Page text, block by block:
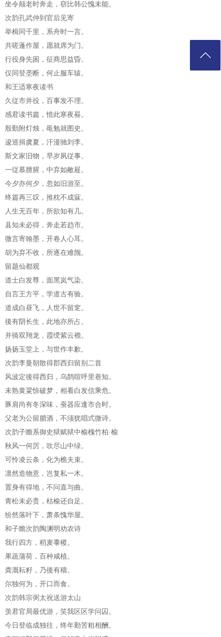
坐令颠老时奔走，窃比韩公愧未能。
次韵孔武仲到官后见寄
举楫同千里，系舟时一言。
共嗟蓬作屋，愿就席为门。
行役身先困，征商思益昏。
仅同登垄断，何止服车辕。
和王适寒夜读书
久従市井役，百事发不理。
感君读书篇，惜此寒夜晷。
殷勤附灯烛，黾勉就图史。
逡巡揖虞夏，汗漫驰刘李。
斯文家旧物，早岁夙従事。
一従慕膻腥，中弃如敝屣。
今夕亦何夕，忽如旧游至。
终篇再三叹，推枕不成寐。
人生无百年，所欲知有几。
县知未必得，奔走若趋市。
微言寄翰墨，开卷人心耳。
胡为弃不收，所逐在难觊。
留题仙都观
道士白发尊，面黑岚气染。
自言王方平，学道古有验。
道成白昼飞，人世不留窆。
後有阴长生，此地亦所占。
并骑双翔龙，霞绶紫云襜。
扬扬玉堂上，与世作丰歉。
次韵李曼朝散得郡西归留别二首
风波定後得西归，乌鹊喧呼里巷知。
未熟黄粱惊破梦，相看白发信乘危。
豚肩尚有冬深味，蚕器应逢市合时。
父老为公留腊酒，不须犹唱式微诗。
次韵子瞻系御史狱赋狱中榆槐竹柏·榆
秋风一何厉，吹尽山中绿。
可怜凌云条，化为樵夫束。
凛然造物意，岂复私一木。
置身有得地，不问直与曲。
青松未必贵，枯榆还自足。
纷然落叶下，萧条愧华屋。
和子瞻次韵陶渊明劝农诗
我行四方，稻麦黍稷。
果蔬蒲荷，百种咸植。
粪溉耘籽，乃後有穑。
尔独何为，开口而食。
次韵韩宗弼太祝送游太山
羡君官局最优游，笑我区区学问囚。
今日登临成独往，终年勤苦粗相酬。